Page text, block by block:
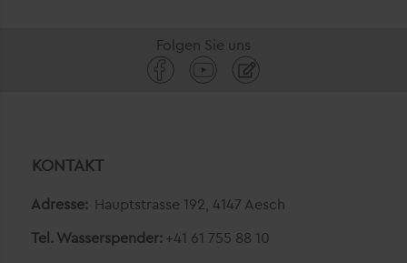
Folgen Sie uns
KONTAKT
Adresse: Hauptstrasse 192, 4147 Aesch
Tel. Wasserspender: +41 61 755 88 10